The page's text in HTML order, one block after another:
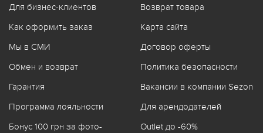
Для бизнес-клиентов
Как оформить заказ
Мы в СМИ
Обмен и возврат
Гарантия
Программа лояльности
Бонус 100 грн за фото-
Возврат товара
Карта сайта
Договор оферты
Политика безопасности
Вакансии в компании Sezon
Для арендодателей
Outlet до -60%